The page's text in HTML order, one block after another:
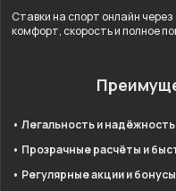
Ставки на спорт онлайн
комфорт, скорость и полное
• Легальность и
• Прозрачные расчёты и
• Регулярные акции и